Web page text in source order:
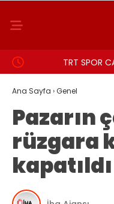
TRT SPOR CANLI
maçı canlı yayın
Ana Sayfa ›Genel
Pazarın
rüzgara
kapatıldı